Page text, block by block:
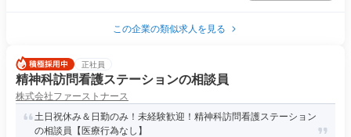
この企業の類似求人を見る
正社員
精神科訪問看護ステーションの相談員
株式会社ファーストナース
土日祝休み＆日勤のみ！未経験歓迎！精神科訪問看護ステーション
の相談員【医療行為なし】